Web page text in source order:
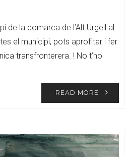
de la comarca de l’Alt Urgell al
el municipi, pots aprofitar i fer
transfronterera. ! No t’ho
READ MORE